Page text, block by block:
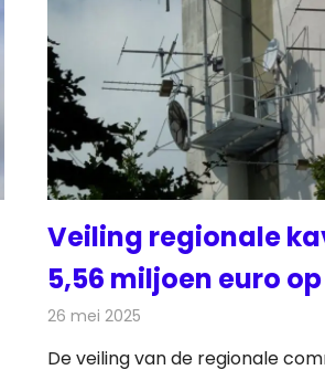
Veiling regionale
5,56 miljoen euro op
26 mei 2025
De veiling van de regionale